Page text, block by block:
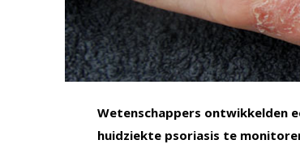
Wetenschappers ontwikkelden
huidziekte psoriasis te